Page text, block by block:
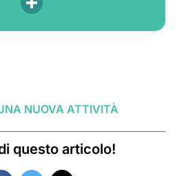
NUOVA ATTIVITÀ
questo articolo!